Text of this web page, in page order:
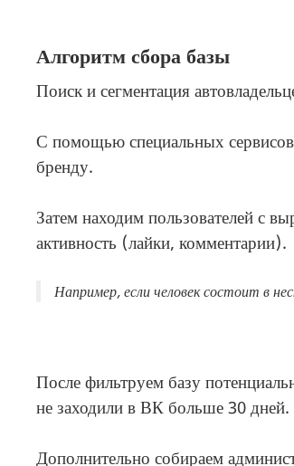
Алгоритм сбора базы
Поиск и сегментация
С помощью специальных
бренду.
Затем находим пользователей с
активность (лайки, комментарии).
Например, если человек состоит в
После фильтруем базу
не заходили в ВК больше 30 дней.
Дополнительно собираем